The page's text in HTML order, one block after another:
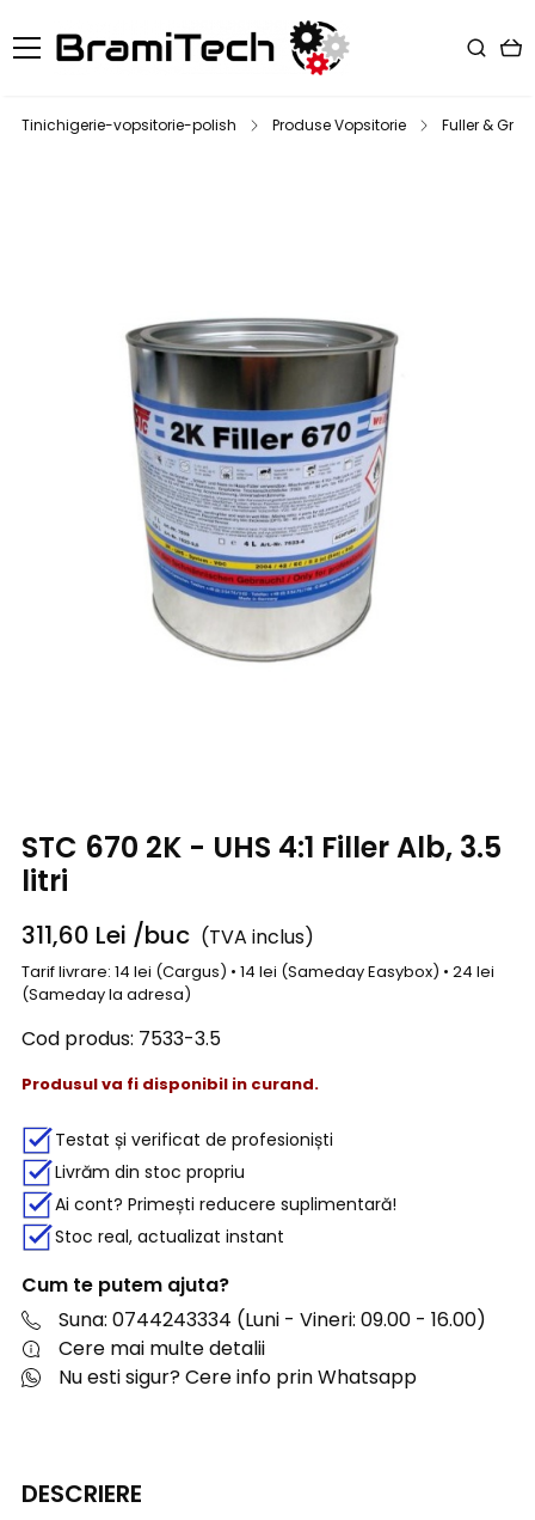
Tinichigerie-vopsitorie-polish Produse Vopsitorie Fuller &
STC 670 2K - UHS 4:1 Filler Alb, 3.5
litri
311,60 Lei /buc (TVA inclus)
Tarif livrare: 14 lei (Cargus) • 14 lei (Sameday Easybox) • 24 lei
(Sameday la adresa)
Cod produs: 7533-3.5
Produsul va fi disponibil in curand.
Testat și verificat de profesioniști
Livrăm din stoc propriu
Ai cont? Primești reducere suplimentară!
Stoc real, actualizat instant
Cum te putem ajuta?
Suna: 0744243334 (Luni - Vineri: 09.00 - 16.00)
Cere mai multe detalii
Nu esti sigur? Cere info prin Whatsapp
DESCRIERE